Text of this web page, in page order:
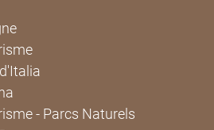
- Parcs Naturels